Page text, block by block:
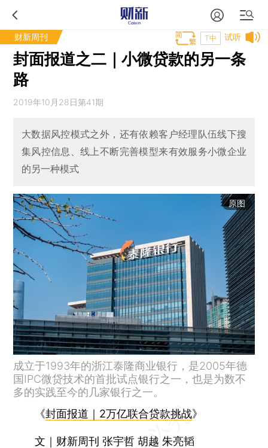
财新周刊 试听
T中
封面报道之二｜小微贷款的另一条
路
2019年10月28日第41期
大数据风控模式之外，还有依赖客户经理队伍线下搜
集风控信息、线上不断完善模型来有效服务小微企业
的另一种模式
原图
成立于1993年的浙江泰隆商业银行，是2005年德
国IPC微贷技术的首批试点银行之一，也是为数不
多的实践至今的几家银行之一。
《封面报道｜2万亿联合贷款挑战》
文｜财新周刊 张宇哲 胡越 朱亮韬